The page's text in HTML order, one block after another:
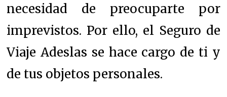
necesidad de preocuparte por
imprevistos. Por ello, el Seguro de
Viaje Adeslas se hace cargo de ti y
de tus objetos personales.